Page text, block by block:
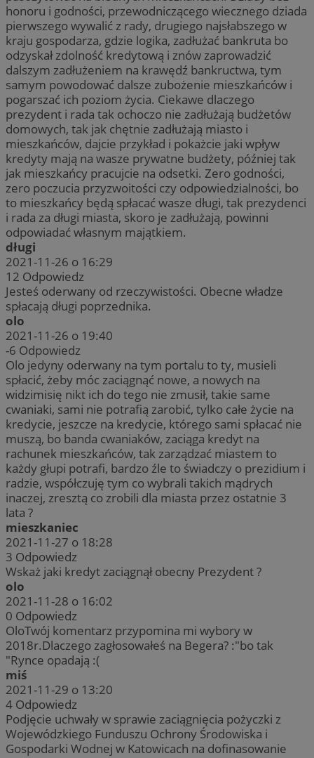
honoru i godności, przewodniczącego wiecznego dziada
pierwszego wywalić z rady, drugiego najsłabszego w
kraju gospodarza, gdzie logika, zadłużać bankruta bo
odzyskał zdolność kredytową i znów zaprowadzić
dalszym zadłużeniem na krawędź bankructwa, tym
samym powodować dalsze zubożenie mieszkańców i
pogarszać ich poziom życia. Ciekawe dlaczego
prezydent i rada tak ochoczo nie zadłużają budżetów
domowych, tak jak chętnie zadłużają miasto i
mieszkańców, dajcie przykład i pokażcie jaki wpływ
kredyty mają na wasze prywatne budżety, później tak
jak mieszkańcy pracujcie na odsetki. Zero godności,
zero poczucia przyzwoitości czy odpowiedzialności, bo
to mieszkańcy będą spłacać wasze długi, tak prezydenci
i rada za długi miasta, skoro je zadłużają, powinni
odpowiadać własnym majątkiem.
długi
2021-11-26 o 16:29
12 Odpowiedz
Jesteś oderwany od rzeczywistości. Obecne władze
spłacają długi poprzednika.
olo
2021-11-26 o 19:40
-6 Odpowiedz
Olo jedyny oderwany na tym portalu to ty, musieli
spłacić, żeby móc zaciągnąć nowe, a nowych na
widzimisię nikt ich do tego nie zmusił, takie same
cwaniaki, sami nie potrafią zarobić, tylko całe życie na
kredycie, jeszcze na kredycie, którego sami spłacać nie
muszą, bo banda cwaniaków, zaciąga kredyt na
rachunek mieszkańców, tak zarządzać miastem to
każdy głupi potrafi, bardzo źle to świadczy o prezidium i
radzie, współczuję tym co wybrali takich mądrych
inaczej, zresztą co zrobili dla miasta przez ostatnie 3
lata ?
mieszkaniec
2021-11-27 o 18:28
3 Odpowiedz
Wskaż jaki kredyt zaciągnął obecny Prezydent ?
olo
2021-11-28 o 16:02
0 Odpowiedz
OloTwój komentarz przypomina mi wybory w
2018r.Dlaczego zagłosowałeś na Begera? :"bo tak
"Rynce opadają :(
miś
2021-11-29 o 13:20
4 Odpowiedz
Podjęcie uchwały w sprawie zaciągnięcia pożyczki z
Wojewódzkiego Funduszu Ochrony Środowiska i
Gospodarki Wodnej w Katowicach na dofinasowanie